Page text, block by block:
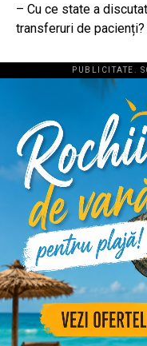
– Cu ce state a
transferuri de pacienți?
PUBLICITATE.